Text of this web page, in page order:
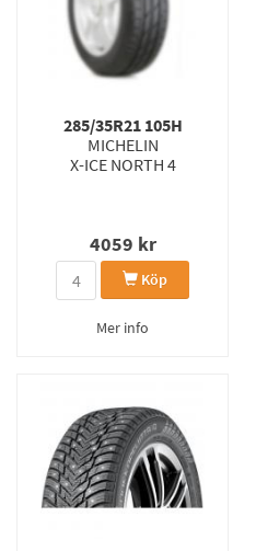
285/35R21 105H
MICHELIN
X-ICE NORTH 4
4059 kr
Köp
Mer info